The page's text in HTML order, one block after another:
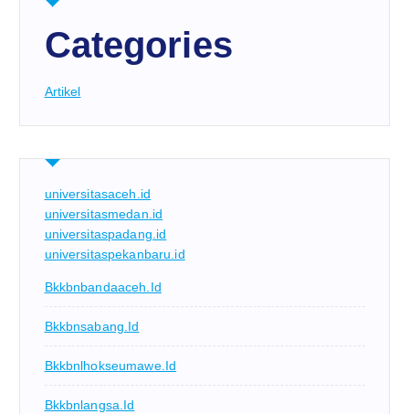
Categories
Artikel
universitasaceh.id
universitasmedan.id
universitaspadang.id
universitaspekanbaru.id
Bkkbnbandaaceh.id
Bkkbnsabang.id
Bkkbnlhokseumawe.id
Bkkbnlangsa.id